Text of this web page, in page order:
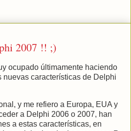
2007 !! ;)
ocupado últimamente haciendo
nuevas características de Delphi
y me refiero a Europa, EUA y
a Delphi 2006 o 2007, han
a estas características, en